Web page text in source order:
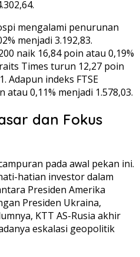
mengalami penurunan
menjadi 3.192,83.
naik 16,84 poin atau 0,19%
Times turun 12,27 poin
Adapun indeks FTSE
0,11% menjadi 1.578,03.
dan Fokus
pada awal pekan ini.
hatian investor dalam
Presiden Amerika
Presiden Ukraina,
KTT AS-Rusia akhir
eskalasi geopolitik